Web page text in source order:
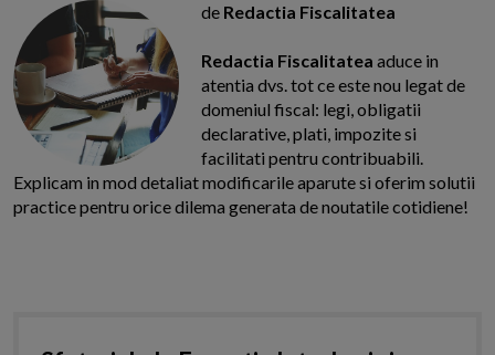
de Redactia Fiscalitatea
Redactia Fiscalitatea aduce in
atentia dvs. tot ce este nou legat de
domeniul fiscal: legi, obligatii
declarative, plati, impozite si
facilitati pentru contribuabili.
Explicam in mod detaliat modificarile aparute si oferim solutii
practice pentru orice dilema generata de noutatile cotidiene!